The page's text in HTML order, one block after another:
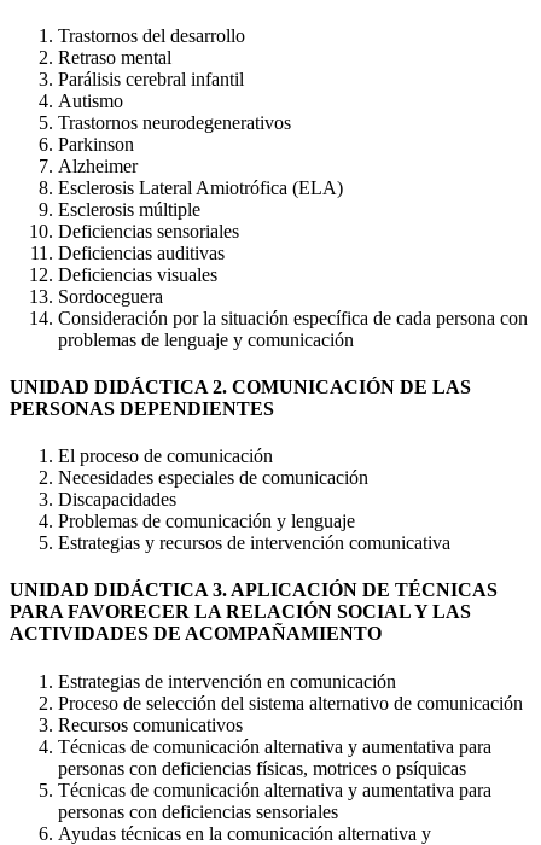
Trastornos del desarrollo
Retraso mental
Parálisis cerebral infantil
Autismo
Trastornos neurodegenerativos
Parkinson
Alzheimer
Esclerosis Lateral Amiotrófica (ELA)
Esclerosis múltiple
Deficiencias sensoriales
Deficiencias auditivas
Deficiencias visuales
Sordoceguera
Consideración por la situación específica de cada persona con
problemas de lenguaje y comunicación
UNIDAD DIDÁCTICA 2. COMUNICACIÓN DE LAS
PERSONAS DEPENDIENTES
El proceso de comunicación
Necesidades especiales de comunicación
Discapacidades
Problemas de comunicación y lenguaje
Estrategias y recursos de intervención comunicativa
UNIDAD DIDÁCTICA 3. APLICACIÓN DE TÉCNICAS
PARA FAVORECER LA RELACIÓN SOCIAL Y LAS
ACTIVIDADES DE ACOMPAÑAMIENTO
Estrategias de intervención en comunicación
Proceso de selección del sistema alternativo de comunicación
Recursos comunicativos
Técnicas de comunicación alternativa y aumentativa para
personas con deficiencias físicas, motrices o psíquicas
Técnicas de comunicación alternativa y aumentativa para
personas con deficiencias sensoriales
Ayudas técnicas en la comunicación alternativa y